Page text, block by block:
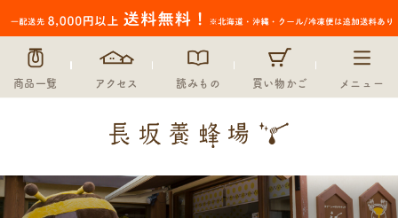
商品一覧 アクセス 読みもの 買い物かご メニュー